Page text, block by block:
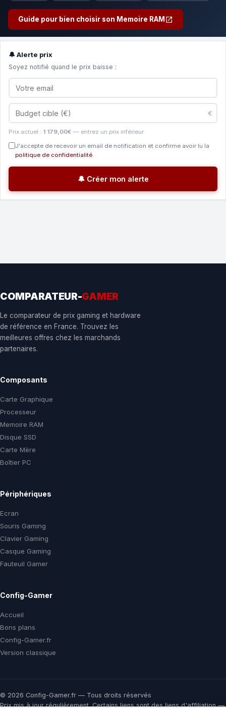
Guide pour bien choisir son Memoire RAM
🔔 Alerte prix
Soyez notifié quand le prix baisse :
€
Prix actuel : 1 179,00€ — entrez un prix inférieur
J'accepte de recevoir un email de notification et confirme avoir lu la
politique de confidentialité.
🔔 Créer mon alerte
COMPARATEUR-GAMER
Le comparateur de prix gaming et hardware
de référence en France. Trouvez les
meilleures offres chez les marchands
partenaires.
Composants
Carte Graphique
Processeur
Memoire RAM
Disque SSD
Carte Mère
Boîtier PC
Périphériques
Ecran
Souris Gaming
Clavier Gaming
Casque Gaming
Fauteuil Gamer
Config-Gamer
Accueil
Bons plans
Config-Gamer.fr
Version classique
© 2026 Config-Gamer.fr — Tous droits réservés
Prix mis à jour régulièrement. Certains liens sont des liens d'affiliation —